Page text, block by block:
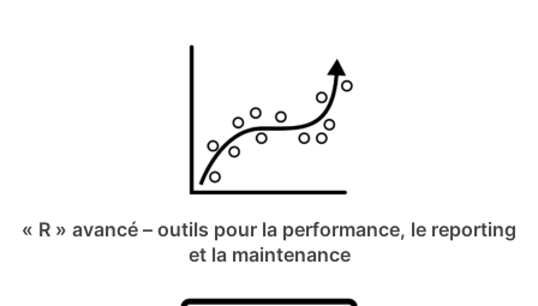
« R » avancé – outils pour la performance, le reporting
et la maintenance